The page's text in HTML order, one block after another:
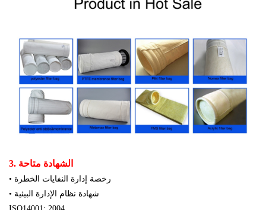
3. الشهادة متاحة
• رخصة إدارة النفايات الخطرة
• شهادة نظام الإدارة البيئية